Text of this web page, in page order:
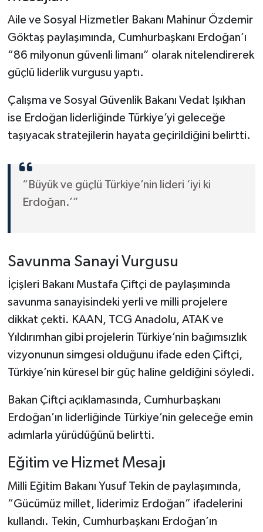
Aile ve Sosyal Hizmetler Bakanı Mahinur Özdemir
Göktaş paylaşımında, Cumhurbaşkanı Erdoğan’ı
“86 milyonun güvenli limanı” olarak nitelendirerek
güçlü liderlik vurgusu yaptı.
Çalışma ve Sosyal Güvenlik Bakanı Vedat Işıkhan
ise Erdoğan liderliğinde Türkiye’yi geleceğe
taşıyacak stratejilerin hayata geçirildiğini belirtti.
“Büyük ve güçlü Türkiye’nin lideri ‘iyi ki
Erdoğan.’”
Savunma Sanayi Vurgusu
İçişleri Bakanı Mustafa Çiftçi de paylaşımında
savunma sanayisindeki yerli ve milli projelere
dikkat çekti. KAAN, TCG Anadolu, ATAK ve
Yıldırımhan gibi projelerin Türkiye’nin bağımsızlık
vizyonunun simgesi olduğunu ifade eden Çiftçi,
Türkiye’nin küresel bir güç haline geldiğini söyledi.
Bakan Çiftçi açıklamasında, Cumhurbaşkanı
Erdoğan’ın liderliğinde Türkiye’nin geleceğe emin
adımlarla yürüdüğünü belirtti.
Eğitim ve Hizmet Mesajı
Milli Eğitim Bakanı Yusuf Tekin de paylaşımında,
“Gücümüz millet, liderimiz Erdoğan” ifadelerini
kullandı. Tekin, Cumhurbaşkanı Erdoğan’ın